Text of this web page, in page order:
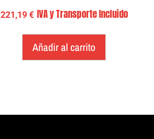
221,19€ IVA y Transporte Incluido
Añadir al carrito